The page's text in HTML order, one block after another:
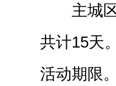
主城
共计15天
活动期限。